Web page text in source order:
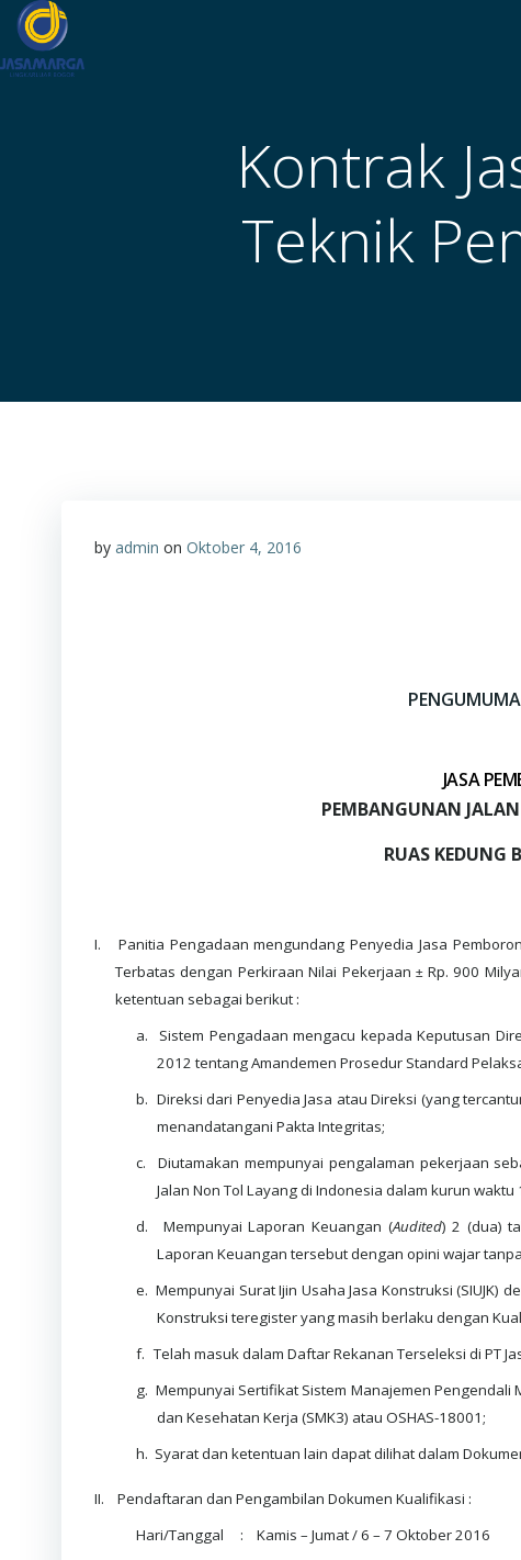
Skip
content
Kontrak
Teknik
by admin on Oktober 4, 2016
JASA
PEMBANGUNAN
RUAS KEDUNG
I.
Panitia Pengadaan mengundang Penyedia Jasa
Terbatas dengan Perkiraan Nilai Pekerjaan±Rp. 900
ketentuan sebagai berikut :
a.
Sistem Pengadaan mengacu kepada Keputusan
2012 tentang Amandemen Prosedur Standard
b. Direksi dari Penyedia Jasa atau Direksi (yang
menandatangani Pakta Integritas;
c.
Diutamakan mempunyai pengalaman pekerjaan
Jalan Non Tol Layang di Indonesia dalam kurun
d.
Mempunyai Laporan Keuangan (Audited) 2 (dua)
Laporan Keuangan tersebut dengan opini wajar
e. Mempunyai Surat Ijin Usaha Jasa Konstruksi (SIUJK)
Konstruksi teregister yang masih berlaku dengan
f. Telah masuk dalam Daftar Rekanan Terseleksi di PT
g. Mempunyai Sertifikat Sistem Manajemen Pengendali
dan Kesehatan Kerja (SMK3) atau OSHAS-18001;
h. Syarat dan ketentuan lain dapat dilihat dalam
II.
Pendaftaran dan Pengambilan Dokumen Kualifikasi :
Hari/Tanggal : Kamis – Jumat / 6 – 7 Oktober 2016